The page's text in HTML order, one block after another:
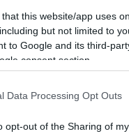
that this website/app uses
but not limited to
to Google and its third-
consent section.
Data Processing Opt Outs
opt-out of the Sharing of
TOVÁBB